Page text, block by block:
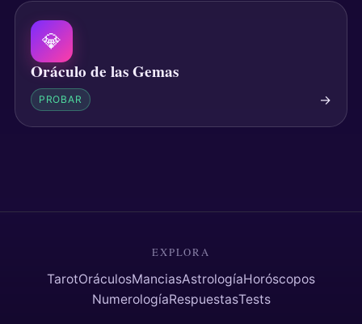
💎
Oráculo de las Gemas
PROBAR →
EXPLORA
TarotOráculosManciasAstrologíaHoróscopos
NumerologíaRespuestasTests